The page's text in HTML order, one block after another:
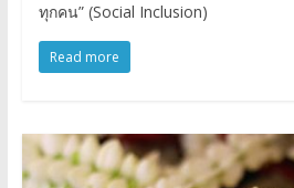
ทุกคน” (Social Inclusion)
Read more